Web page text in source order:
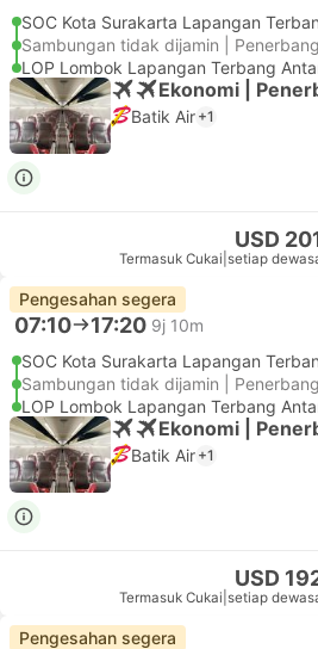
SOC Kota Surakarta Lapangan
LOP Lombok Lapangan Terbang
Ekonomi |
Batik Air +1
USD
Termasuk Cukai setiap
Pengesahan segera
07:10 17:20 9j 10m
SOC Kota Surakarta Lapangan
LOP Lombok Lapangan Terbang
Ekonomi |
Batik Air +1
USD
Termasuk Cukai setiap
Pengesahan segera